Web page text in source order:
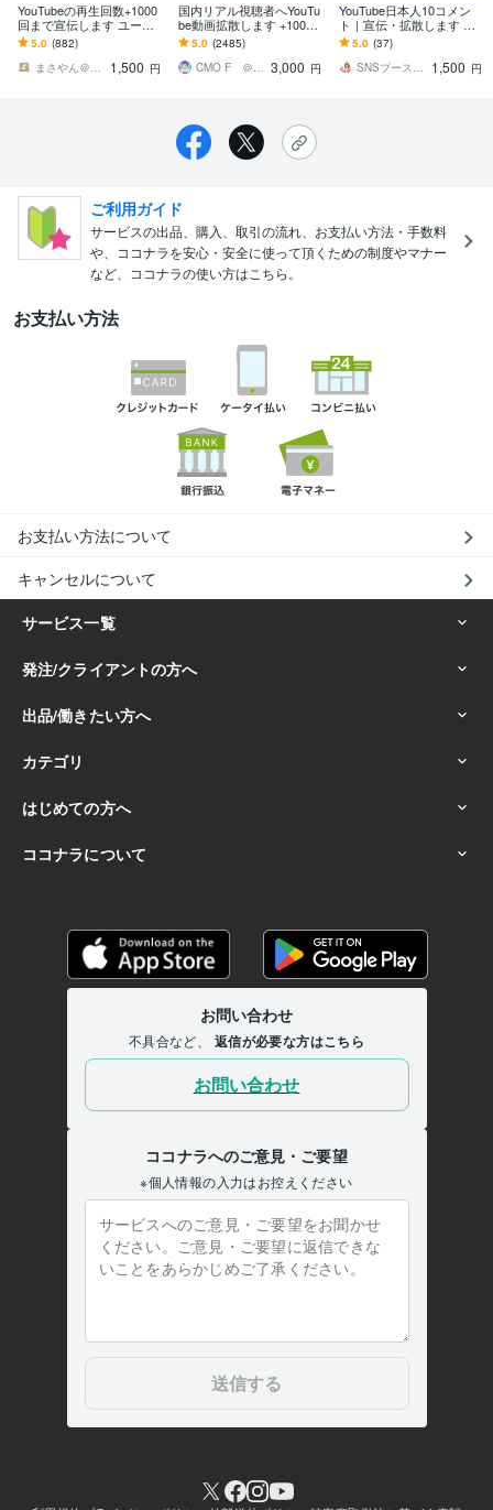
YouTubeの再生回数+1000
回まで宣伝します ユーチ
ューブ拡散宣伝☆振り分
け可☆平均5～20分視聴時
間可
5.0 (882)
まさやん＠仕事と生活を安心安全にお手伝い
1,500 円
国内リアル視聴者へYouTu
be動画拡散します +1000
再生★日本国内にPRして
リアルな視聴者を獲得
5.0 (2485)
CMO F ＠ココナラNo1セラー 3,000 円
YouTube日本人10コメン
ト｜宣伝・拡散します ＋1
0コメント/200評価/1,000
再生もまとめて増加
5.0 (37)
SNSブーストラボ
1,500 円
ご利用ガイド
サービスの出品、購入、取引の流れ、お支払い方法・手数料
や、ココナラを安心・安全に使って頂くための制度やマナー
など、ココナラの使い方はこちら。
お支払い方法
お支払い方法について
キャンセルについて